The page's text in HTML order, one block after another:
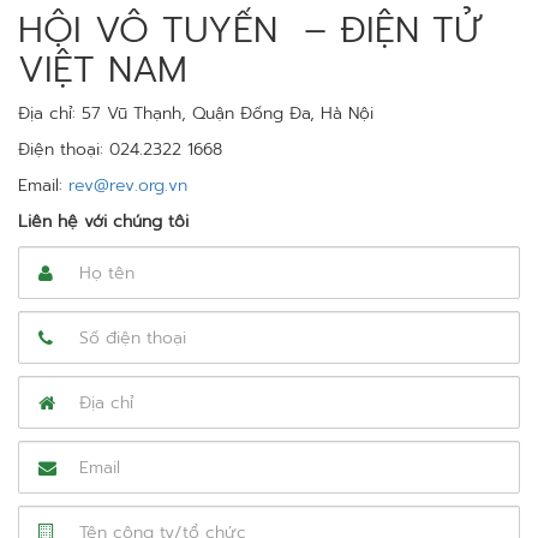
HỘI VÔ TUYẾN – ĐIỆN TỬ
VIỆT NAM
Địa chỉ: 57 Vũ Thạnh, Quận Đống Đa, Hà Nội
Điện thoại: 024.2322 1668
Email: rev@rev.org.vn
Liên hệ với chúng tôi